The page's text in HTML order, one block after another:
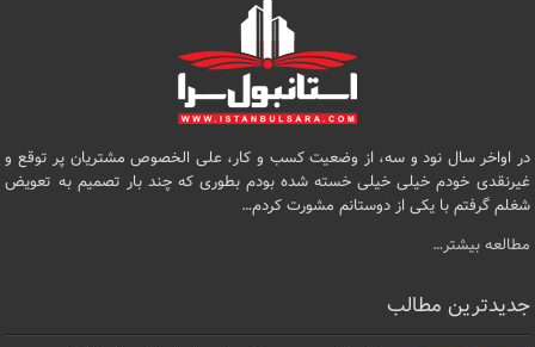
در اواخر سال نود و سه، از وضعیت کسب و کار، علی الخصوص مشتریان پر توقع و
غیرنقدی خودم خیلی خیلی خسته شده بودم بطوری که چند بار تصمیم به تعویض
شغلم گرفتم با یکی از دوستانم مشورت کردم…
مطالعه بیشتر…
جدیدترین مطالب